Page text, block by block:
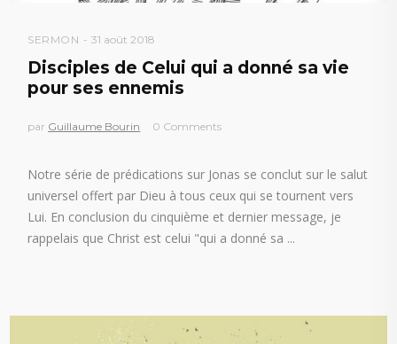
SERMON 31 août 2018
Disciples de Celui qui a donné sa vie
pour ses ennemis
par Guillaume Bourin 0 Comments
Notre série de prédications sur Jonas se conclut sur le salut
universel offert par Dieu à tous ceux qui se tournent vers
Lui. En conclusion du cinquième et dernier message, je
rappelais que Christ est celui "qui a donné sa